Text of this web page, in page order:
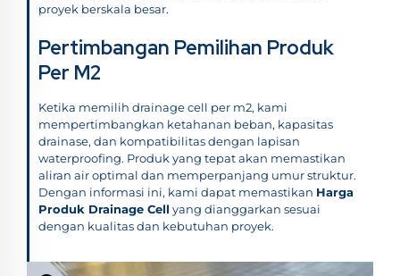
proyek berskala besar.
Pertimbangan Pemilihan Produk
Per M2
Ketika memilih drainage cell per m2, kami
mempertimbangkan ketahanan beban, kapasitas
drainase, dan kompatibilitas dengan lapisan
waterproofing. Produk yang tepat akan memastikan
aliran air optimal dan memperpanjang umur struktur.
Dengan informasi ini, kami dapat memastikan Harga
Produk Drainage Cell yang dianggarkan sesuai
dengan kualitas dan kebutuhan proyek.